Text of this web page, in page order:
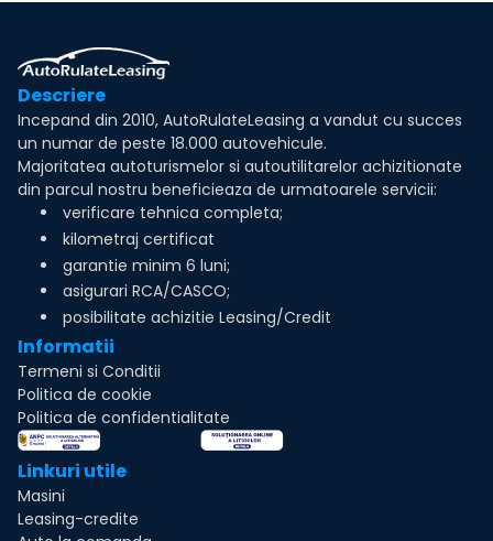
Descriere
Incepand din 2010, AutoRulateLeasing a vandut cu succes
un numar de peste 18.000 autovehicule.
Majoritatea autoturismelor si autoutilitarelor achizitionate
din parcul nostru beneficieaza de urmatoarele servicii:
verificare tehnica completa;
kilometraj certificat
garantie minim 6 luni;
asigurari RCA/CASCO;
posibilitate achizitie Leasing/Credit
Informatii
Termeni si Conditii
Politica de cookie
Politica de confidentialitate
Linkuri utile
Masini
Leasing-credite